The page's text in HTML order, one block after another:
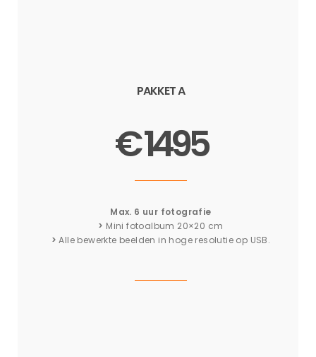
PAKKET A
€ 1495
Max. 6 uur fotografie
> Mini fotoalbum 20×20 cm
> Alle bewerkte beelden in hoge resolutie op USB.